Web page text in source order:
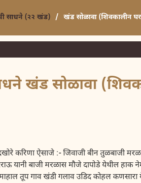
साधने (२२ खंड) / खंड सोळावा (शिवकालीन
खंड सोळावा
करिणा ऐसाजे :- जिवाजी बीन तुळबाजी
यानी बाजी मरळास मौजे दापोडे येथील हाक
तूप गाव खंडी गलाव उडिद कोहल कणसारा